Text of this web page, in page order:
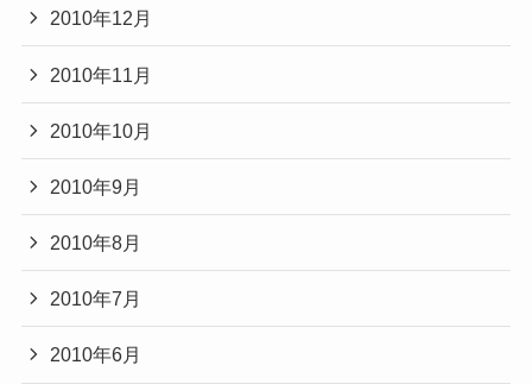
2010年12月
2010年11月
2010年10月
2010年9月
2010年8月
2010年7月
2010年6月